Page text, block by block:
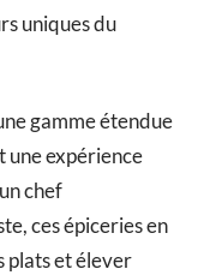
uniques du
gamme étendue
une expérience
chef
ces épiceries en
plats et élever